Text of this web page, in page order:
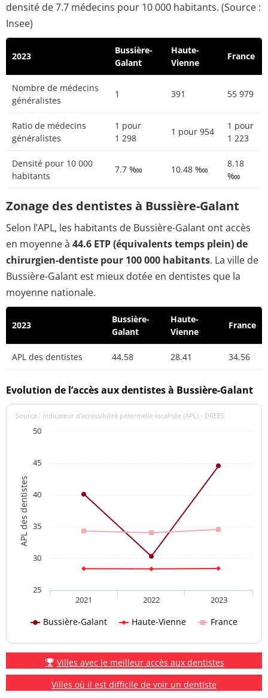
densité de 7.7 médecins pour 10 000 habitants. (Source :
Insee)
2023
Bussière-
Galant
Haute-
Vienne
France
Nombre de médecins
généralistes
1 391 55 979
Ratio de médecins
généralistes
1 pour
1 298
1 pour 954
1 pour
1 223
Densité pour 10 000
habitants
7.7 ‱ 10.48 ‱
8.18
‱
Zonage des dentistes à Bussière-Galant
Selon l’APL, les habitants de Bussière-Galant ont accès
en moyenne à 44.6 ETP (équivalents temps plein) de
chirurgien-dentiste pour 100 000 habitants. La ville de
Bussière-Galant est mieux dotée en dentistes que la
moyenne nationale.
2023
Bussière-
Galant
Haute-
Vienne
France
APL des dentistes 44.58 28.41 34.56
Evolution de l’accès aux dentistes à Bussière-Galant
APL des dentistes
Source : indicateur d’accessibilité potentielle localisée (APL) - DREES
Bussière-Galant Haute-Vienne France
2021 2022 2023
25
30
35
40
45
50
Villes avec le meilleur accès aux dentistes
Villes où il est difficile de voir un dentiste